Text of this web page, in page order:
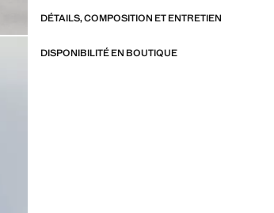
DÉTAILS, COMPOSITION ET ENTRETIEN
DISPONIBILITÉ EN BOUTIQUE